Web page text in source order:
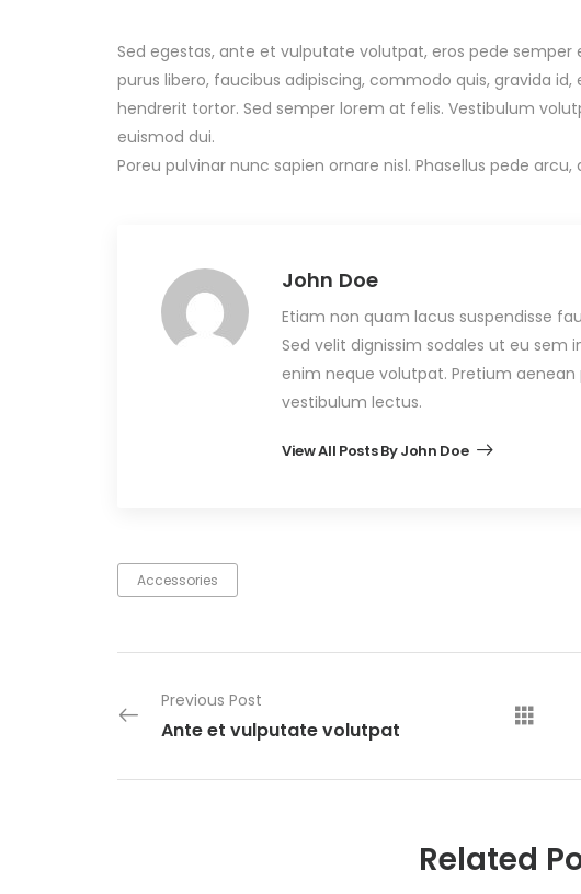
Sed egestas, ante et vulputate volutpat, eros pede
purus libero, faucibus adipiscing, commodo quis, gravida
hendrerit tortor. Sed semper lorem at felis. Vestibulum
euismod dui.
Poreu pulvinar nunc sapien ornare nisl. Phasellus pede
John Doe
Etiam non quam lacus suspendisse
Sed velit dignissim sodales ut eu
enim neque volutpat. Pretium
vestibulum lectus.
View All Posts By John Doe
Accessories
Previous Post
Ante et vulputate volutpat
Related